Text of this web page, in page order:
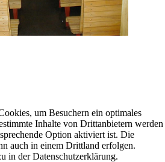
um Besuchern ein optimales
Inhalte von Drittanbietern werden
Option aktiviert ist. Die
auch in einem Drittland erfolgen.
in der Datenschutzerklärung.